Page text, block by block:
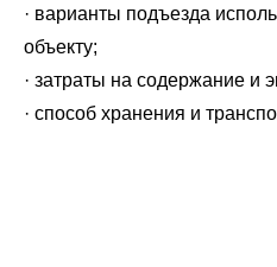
· варианты подъезда
объекту;
· затраты на содержание и
· способ хранения и